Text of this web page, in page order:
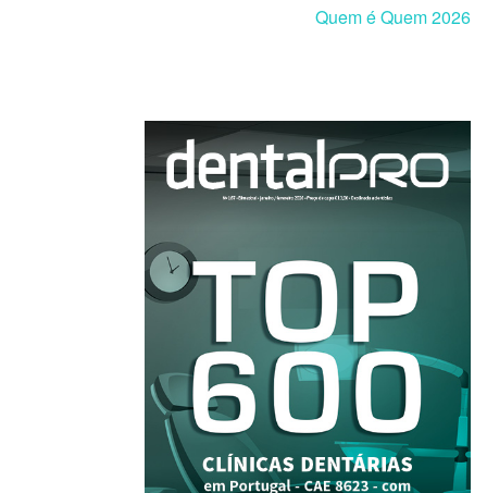
Quem é Quem 2026